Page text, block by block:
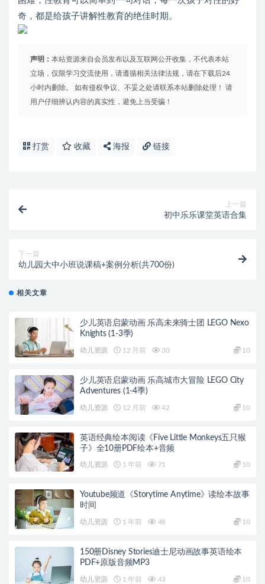
奇，都是给孩子讲解性教育的绝佳时期。
声明： 本站资源来自会员发布以及互联网公开收集，不代表本站
立场，仅限学习交流使用，请遵循相关法律法规，请在下载后24
小时内删除。 如有侵权争议、不妥之处请联系本站删除处理！ 请
用户仔细辨认内容的真实性，避免上当受骗！
打赏 收藏 海报 链接
上一篇
初中乐乐课堂英语合集
下一篇
幼儿园大中小班说课稿+案例分析(共700份)
相关文章
少儿英语启蒙动画 乐高未来骑士团 LEGO Nexo
Knights (1-3季)
幼儿资源 12 月前 30 10
少儿英语启蒙动画 乐高城市大冒险 LEGO City
Adventures (1-4季)
幼儿资源 12 月前 42 10
英语经典绘本阅读《Five Little Monkeys五只猴
子》全10册PDF绘本+音频
幼儿资源 1 年前 71 10
Youtube频道《Storytime Anytime》读绘本故事
时间
幼儿资源 1 年前 48 10
150册Disney Stories迪士尼动画故事英语绘本
PDF+原版音频MP3
幼儿资源 1 年前 43 10